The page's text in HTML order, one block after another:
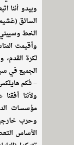
ويبدو أننا
السائق
الخط
وأقيمت
لكرة
الجميع في
– فكم
ولأننا
مؤسسات
وحرب
الأساس